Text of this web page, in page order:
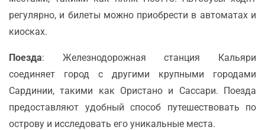
регулярно, и билеты можно приобрести в автоматах и
киосках.
Поезда: Железнодорожная станция Кальяри
соединяет город с другими крупными городами
Сардинии, такими как Ористано и Сассари. Поезда
предоставляют удобный способ путешествовать по
острову и исследовать его уникальные места.